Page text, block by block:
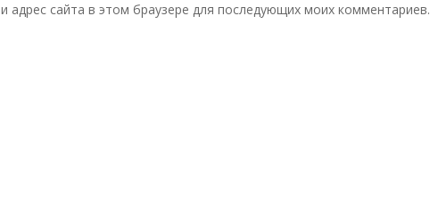
адрес сайта в этом браузере для последующих моих комментариев.